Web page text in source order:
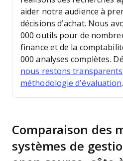
aider notre audience à
décisions d’achat. Nous
000 outils pour de
finance et de la
000 analyses complètes.
nous restons transparents
méthodologie d’évaluation.
Comparaison des
systèmes de